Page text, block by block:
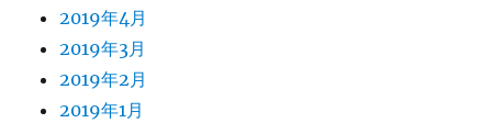
2019年4月
2019年3月
2019年2月
2019年1月